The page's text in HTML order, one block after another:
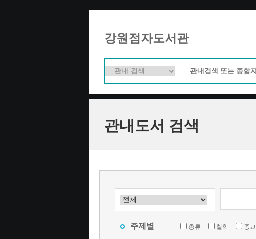
강원점자도서관
관내도서 검색
주제별 총류 철학 종교